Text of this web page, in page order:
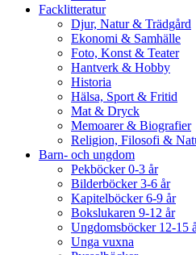
Facklitteratur
Djur, Natur & Trädgård
Ekonomi & Samhälle
Foto, Konst & Teater
Hantverk & Hobby
Historia
Hälsa, Sport & Fritid
Mat & Dryck
Memoarer & Biografier
Religion, Filosofi &
Barn- och ungdom
Pekböcker 0-3 år
Bilderböcker 3-6 år
Kapitelböcker 6-9 år
Bokslukaren 9-12 år
Ungdomsböcker 12-15
Unga vuxna